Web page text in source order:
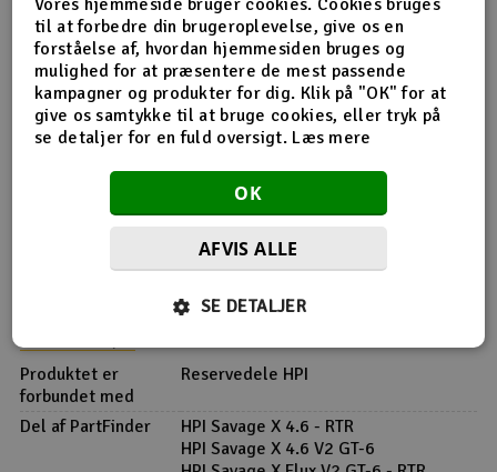
Produktinfo Tip din ven Anmeldelser
Produkt information
72130 Rustfrit stål Slipperplade
Produktet er
forbundet med
Reservedele HPI
Del af PartFinder
HPI Savage X 4.6 - RTR
HPI Savage X 4.6 V2 GT-6
til at forbedre din brugeroplevelse, give os en
forståelse af, hvordan hjemmesiden bruges og
mulighed for at præsentere de mest passende
kampagner og produkter for dig. Klik på "OK" for at
give os samtykke til at bruge cookies, eller tryk på
se detaljer for en fuld oversigt. Læs mere
OK
AFVIS ALLE
SE DETALJER